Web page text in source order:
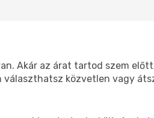
Akár az árat tartod szem
közvetlen vagy